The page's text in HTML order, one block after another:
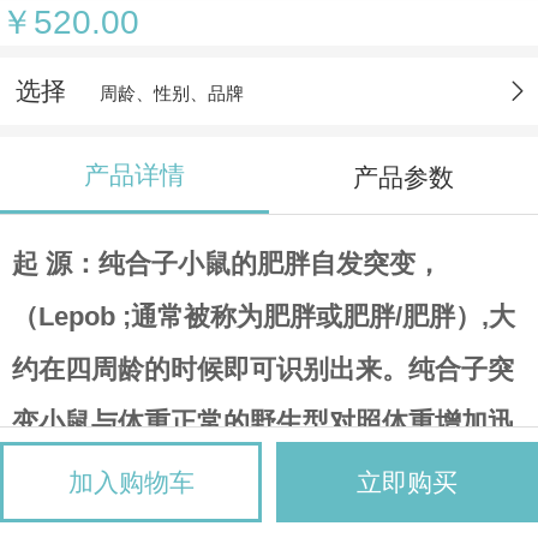
￥520.00
选择 周龄、性别、品牌
产品详情 产品参数
起 源：纯合子小鼠的肥胖自发突变，
（Lepob ;通常被称为肥胖或肥胖/肥胖）,大
约在四周龄的时候即可识别出来。纯合子突
变小鼠与体重正常的野生型对照体重增加迅
速，可达到其3倍。除了肥胖，突变小鼠还
表现为摄食过度，具有类似糖尿病的症状，
加入购物车 立即购买